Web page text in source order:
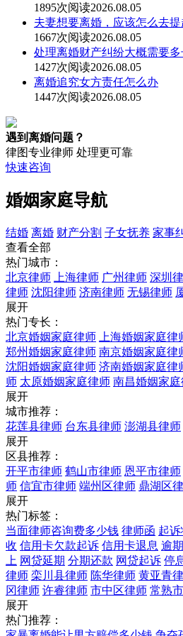
1895次阅读2026.08.05
夫妻想要离婚，应该怎么去
1667次阅读2026.08.05
处理离婚财产纠纷大概需要多
1427次阅读2026.08.05
离婚追究女方责任怎么办
1447次阅读2026.08.05
遇到离婚问题？
律图专业律师 处理更可靠
快速咨询
婚姻家庭导航
结婚 离婚 财产分割 子女抚养 家事
查看全部
热门城市：
北京律师
上海律师 广州律师 深圳
律师 沈阳律师 济南律师 无锡律师
展开
热门专长：
北京婚姻家庭律师
上海婚姻家庭律
郑州婚姻家庭律师 南京婚姻家庭律
沈阳婚姻家庭律师 济南婚姻家庭律
师 太原婚姻家庭律师 南昌婚姻家
展开
城市推荐：
花莲县律师 台东县律师 澎湖县律师
展开
区县推荐：
开平市律师 鹤山市律师 恩平市律师
师 信宜市律师 端州区律师 鼎湖区
展开
热门标签：
当面律师咨询费多少钱 律师函 起诉
收 信用卡欠款起诉 信用卡退息 逾
上 网贷延期 分期还款 网贷起诉 停
律师 栾川县律师 陈华律师 黄亚青
冈律师 许睿律师 市中区律师 常熟
展开
热门推荐：